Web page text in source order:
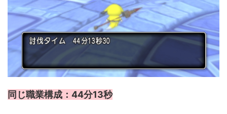
同じ職業構成：44分13秒